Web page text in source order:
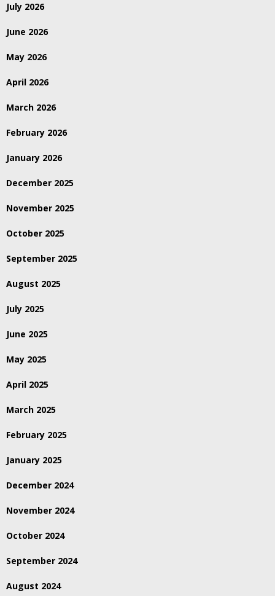
July 2026
June 2026
May 2026
April 2026
March 2026
February 2026
January 2026
December 2025
November 2025
October 2025
September 2025
August 2025
July 2025
June 2025
May 2025
April 2025
March 2025
February 2025
January 2025
December 2024
November 2024
October 2024
September 2024
August 2024